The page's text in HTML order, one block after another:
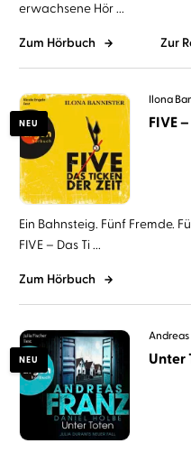
erwachsene Hör ...
Zum Hörbuch Zur
NEU
Ilona
FIVE
Ein Bahnsteig. Fünf Fremde.
FIVE – Das Ti ...
Zum Hörbuch
NEU
Andreas
Unter